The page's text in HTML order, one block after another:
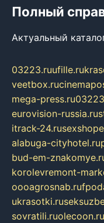
Полный
Актуальный
03223.ruufille.ru
veetbox.ru
mega-press.ru
eurovision-russia.ru
itrack-24.ru
alabuga-cityhotel.ru
bud-em-
korolevremont-
oooagrosnab.ru
ukrasotki.ru
sovratili.ruolecoon.ru